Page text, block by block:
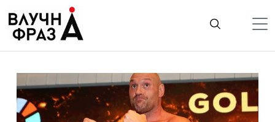
содержимому
Гроші
Життя